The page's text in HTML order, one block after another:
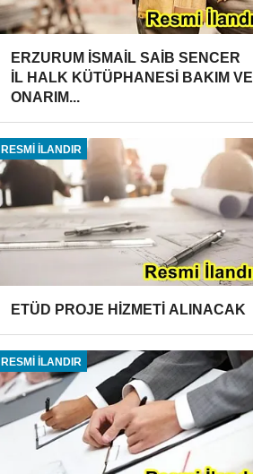
ERZURUM İSMAİL SAİB SENCER
İL HALK KÜTÜPHANESİ BAKIM VE
ONARIM...
RESMİ İLANDIR
ETÜD PROJE HİZMETİ ALINACAK
RESMİ İLANDIR